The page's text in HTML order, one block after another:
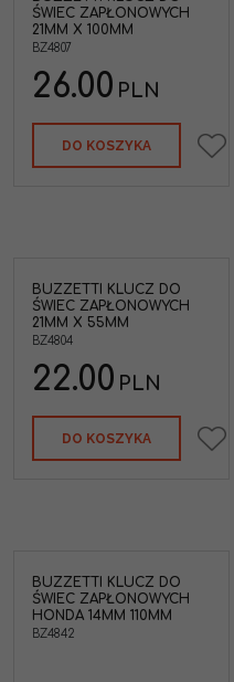
ŚWIEC ZAPŁONOWYCH
21MM X 100MM
BZ4807
26.00 PLN
DO KOSZYKA
BUZZETTI KLUCZ DO
ŚWIEC ZAPŁONOWYCH
21MM X 55MM
BZ4804
22.00 PLN
DO KOSZYKA
BUZZETTI KLUCZ DO
ŚWIEC ZAPŁONOWYCH
HONDA 14MM 110MM
BZ4842